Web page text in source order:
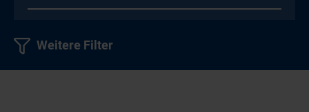
Weitere Filter